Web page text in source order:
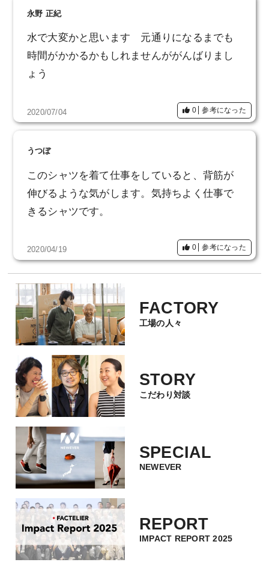
永野 正紀
水で大変かと思います 元通りになるまでも
時間がかかるかもしれませんががんばりまし
ょう
2020/07/04 0 参考になった
うつぼ
このシャツを着て仕事をしていると、背筋が
伸びるような気がします。気持ちよく仕事で
きるシャツです。
2020/04/19 0 参考になった
FACTORY
工場の人々
STORY
こだわり対談
SPECIAL
NEWEVER
REPORT
IMPACT REPORT 2025